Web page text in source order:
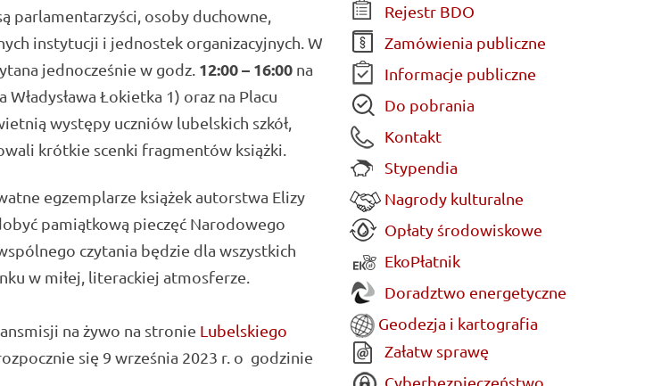
parlamentarzyści, osoby duchowne,
instytucji i jednostek organizacyjnych. W
jednocześnie w godz. 12:00 – 16:00na
Władysława Łokietka 1) oraz na Placu
występy uczniów lubelskich szkół,
krótkie scenki fragmentów książki.
egzemplarze książek autorstwa Elizy
pamiątkową pieczęć Narodowego
czytania będzie dla wszystkich
w miłej, literackiej atmosferze.
na żywo na stronie Lubelskiego
się 9 września 2023 r. o godzinie
Rejestr BDO
Zamówienia publiczne
Informacje publiczne
Do pobrania
Kontakt
Stypendia
Nagrody kulturalne
Opłaty środowiskowe
EkoPłatnik
Doradztwo energetyczne
Geodezja i kartografia
Załatw sprawę
Cyberbezpieczeństwo